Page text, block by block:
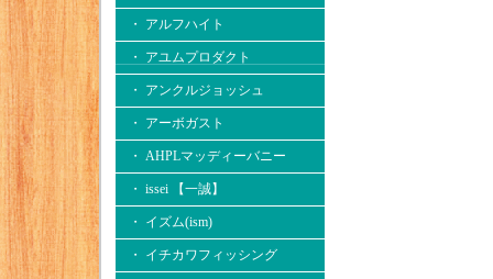
・ アルフハイト
・ アユムプロダクト
・ アンクルジョッシュ
・ アーボガスト
・ AHPLマッディーバニー
・ issei 【一誠】
・ イズム(ism)
・ イチカワフィッシング